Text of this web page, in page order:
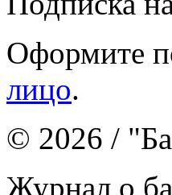
Оформите
лицо.
© 2026 /
Журнал о